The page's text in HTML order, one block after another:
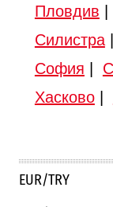
Пловдив
Силистра
София
Хасково|
EUR/TRY